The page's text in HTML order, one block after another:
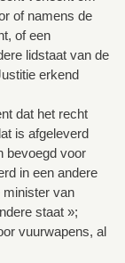
of namens de
of een
lidstaat van de
erkend
dat het recht
is afgeleverd
bevoegd voor
in een andere
minister van
staat »;
vuurwapens, al